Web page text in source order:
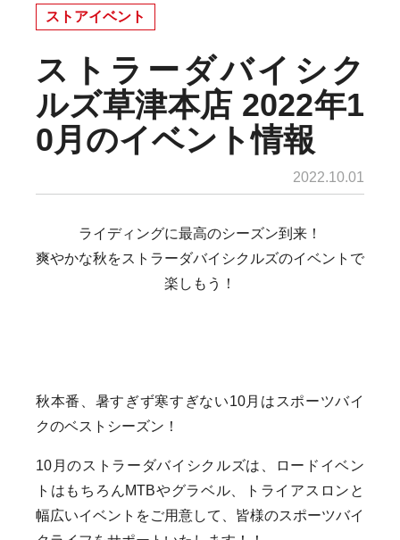
ストアイベント
ストラーダバイシク
ルズ草津本店 2022年1
0月のイベント情報
2022.10.01
ライディングに最高のシーズン到来！
爽やかな秋をストラーダバイシクルズのイベントで
楽しもう！
秋本番、暑すぎず寒すぎない10月はスポーツバイ
クのベストシーズン！
10月のストラーダバイシクルズは、ロードイベン
トはもちろんMTBやグラベル、トライアスロンと
幅広いイベントをご用意して、皆様のスポーツバイ